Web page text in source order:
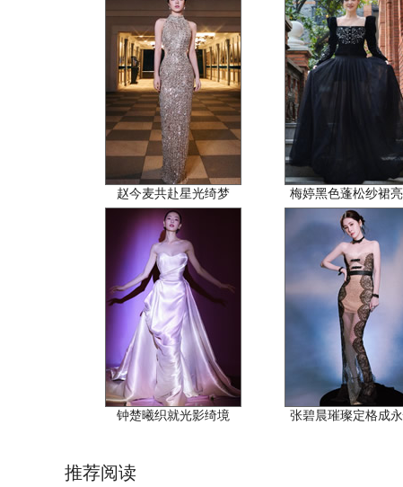
赵今麦共赴星光绮梦 梅婷黑色蓬松纱裙
钟楚曦织就光影绮境 张碧晨璀璨定格成
推荐阅读